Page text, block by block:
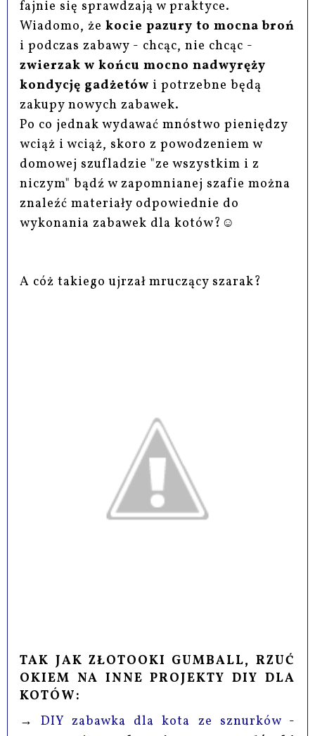
fajnie się sprawdzają w praktyce.
Wiadomo, żekocie pazury to mocna broń
i podczas zabawy - chcąc, nie chcąc -
zwierzak w końcu mocno nadwyręży
kondycję gadżetów i potrzebne będą
zakupy nowych zabawek.
Po co jednak wydawać mnóstwo pieniędzy
wciąż i wciąż, skoro z powodzeniem w
domowej szufladzie "ze wszystkim i z
niczym" bądź w zapomnianej szafie można
znaleźć materiały odpowiednie do
wykonania zabawek dla kotów?☺
A cóż takiego ujrzał mruczący szarak?
TAK JAK ZŁOTOOKI GUMBALL, RZUĆ
OKIEM NA INNE PROJEKTY DIY DLA
KOTÓW:
→DIY zabawka dla kota ze sznurków-